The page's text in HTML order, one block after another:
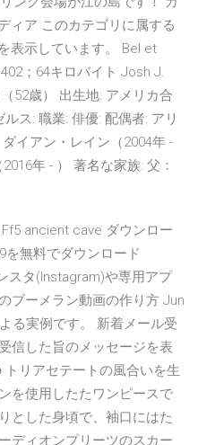
ィア このカテゴリに属する
表示しています。 Bel et
；64キロバイト Josh J.
52歳） 出生地: アメリカ合
ス: 職業: 俳優: 配偶者: アリ
イアン・レイン（2004年 -
年 - ） 著名な家族: 父：
ancient cave ダウンロー
を無料でダウンロード
スタ(Instagram)や専用アプ
ブーメラン動画の作り方 Jun
る実例です。 新着メール受
信した旨のメッセージを表
リアセテートの風合いを生
を使用したたワンピースで
とした身頃で、袖口にはた
ディオンプリーツのスカー